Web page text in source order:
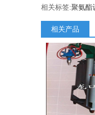
相关标签:聚氨酯
相关产品